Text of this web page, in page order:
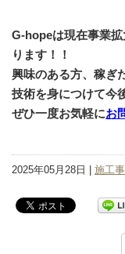
G-hopeは現在事業
ります！！
興味のある方、稼ぎ
技術を身につけて今
ぜひ一度お気軽にお
2025年05月28日 | 施工